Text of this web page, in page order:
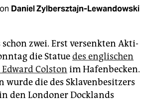
Daniel Zylbersztajn-Lewandowski
schon zwei. Erst versenkten Akti­
die Statuedes englischen
Colston im Hafen­becken.
wurde die des Sklavenbesitzers
den Londoner Docklands